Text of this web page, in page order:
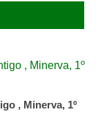
, Minerva, 1º